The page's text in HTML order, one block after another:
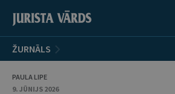
ŽURNĀLS
PAULA LIPE
9. JŪNIJS 2026